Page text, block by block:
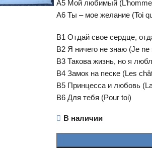
A5 Мой любимый
A6 Ты – мое желание (Toi
B1 Отдай свое сердце,
B2 Я ничего не знаю (Je
B3 Такова жизнь, но я
B4 Замок на песке (Les
B5 Принцесса и любовь
B6 Для тебя (Pour toi)
В наличии